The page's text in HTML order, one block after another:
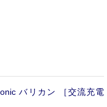
バリカン ［交流充電